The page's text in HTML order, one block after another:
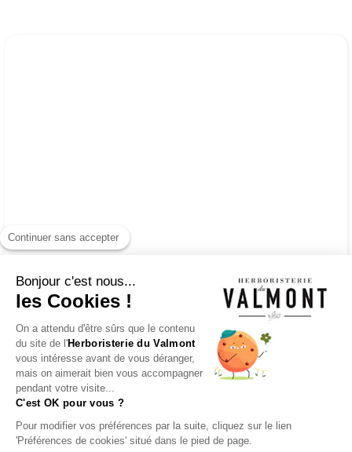
Continuer sans accepter
Bonjour c'est nous...
les Cookies !
On a attendu d'être sûrs que le contenu
du site de l'Herboristerie du Valmont
vous intéresse avant de vous déranger,
mais on aimerait bien vous accompagner
pendant votre visite...
C'est OK pour vous ?
Pour modifier vos préférences par la suite, cliquez sur le lien
'Préférences de cookies' situé dans le pied de page.